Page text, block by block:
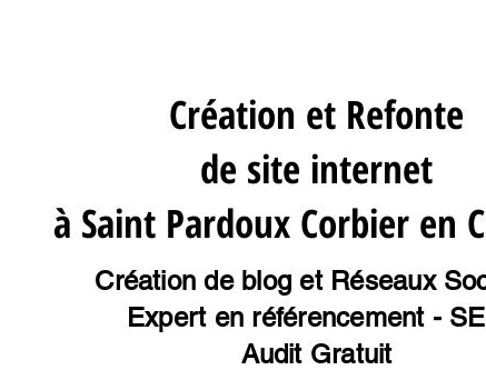
Création et Refonte
de site internet
à Saint Pardoux Corbier en
Création de blog et Réseaux
Expert en référencement -
Audit Gratuit